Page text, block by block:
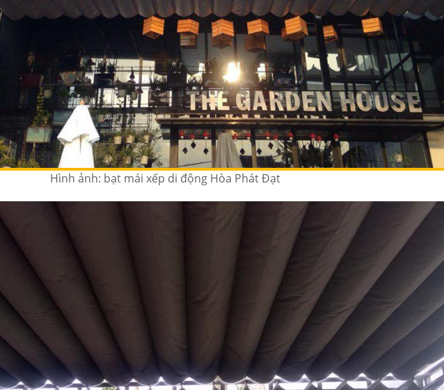
Hình ảnh: bạt mái xếp di động Hòa Phát Đạt